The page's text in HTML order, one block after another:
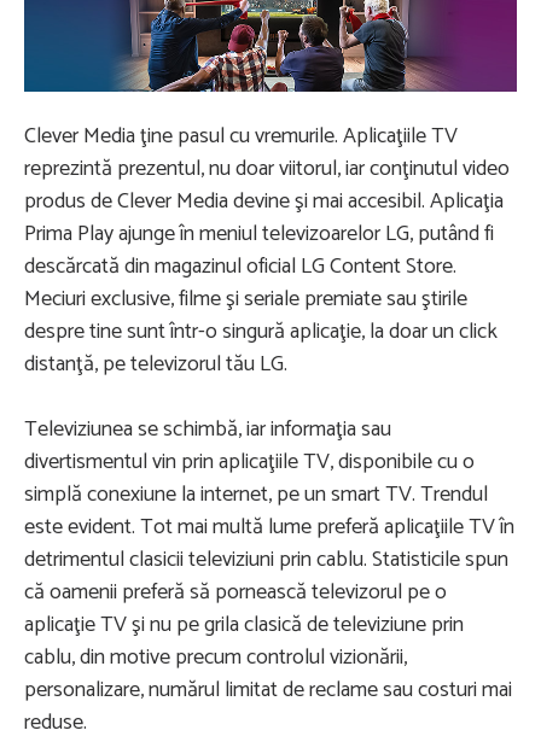
Clever Media ţine pasul cu vremurile. Aplicaţiile TV
reprezintă prezentul, nu doar viitorul, iar conţinutul video
produs de Clever Media devine şi mai accesibil. Aplicaţia
Prima Play ajunge în meniul televizoarelor LG, putând fi
descărcată din magazinul oficial LG Content Store.
Meciuri exclusive, filme şi seriale premiate sau ştirile
despre tine sunt într-o singură aplicaţie, la doar un click
distanţă, pe televizorul tău LG.
Televiziunea se schimbă, iar informaţia sau
divertismentul vin prin aplicaţiile TV, disponibile cu o
simplă conexiune la internet, pe un smart TV. Trendul
este evident. Tot mai multă lume preferă aplicaţiile TV în
detrimentul clasicii televiziuni prin cablu. Statisticile spun
că oamenii preferă să pornească televizorul pe o
aplicaţie TV şi nu pe grila clasică de televiziune prin
cablu, din motive precum controlul vizionării,
personalizare, numărul limitat de reclame sau costuri mai
reduse.